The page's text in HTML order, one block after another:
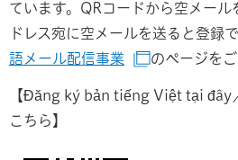
ています。QRコードから空メール
ドレス宛に空メールを送ると登録
語メール配信事業
（別ウイン
のページをご
【Đăng ký bản tiếng Việt tại đây
こちら】